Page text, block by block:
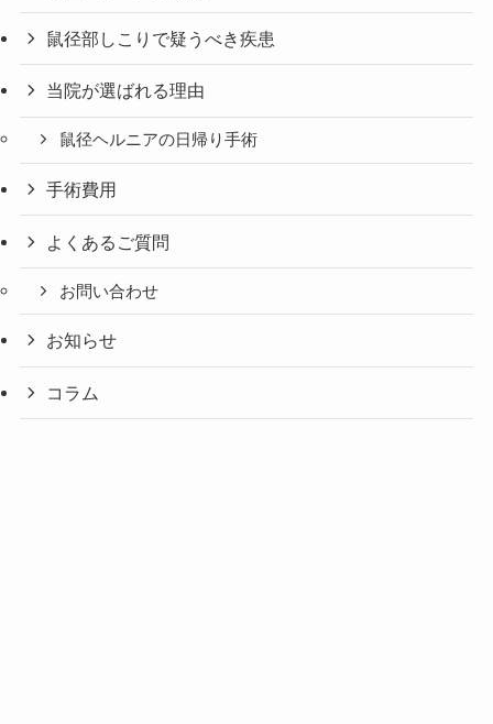
鼠径部しこりで疑うべき疾患
当院が選ばれる理由
鼠径ヘルニアの日帰り手術
手術費用
よくあるご質問
お問い合わせ
お知らせ
コラム